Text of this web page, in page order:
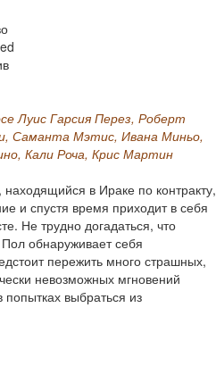
Луис Гарсия Перез, Роберт
Саманта Мэтис, Ивана Миньо,
Кали Роча, Крис Мартин
в Ираке по контракту,
и спустя время приходит в себя
Не трудно догадаться, что
обнаруживает себя
пережить много страшных,
невозможных мгновений
выбраться из